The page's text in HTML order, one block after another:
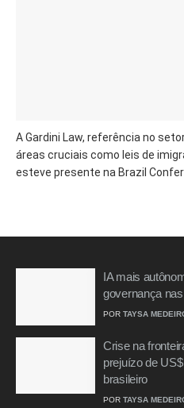
A Gardini Law, referência no
áreas cruciais como leis de
esteve presente na Brazil
IA mais
governança
POR TAYSA
Crise na
prejuízo de
brasileiro
POR TAYSA